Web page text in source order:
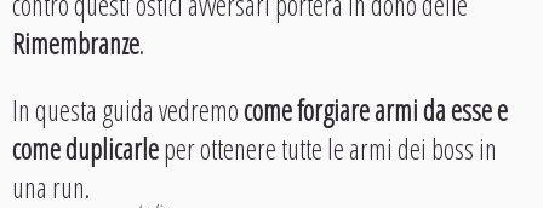
Rimembranze.
In questa guida vedremocome forgiare armi da esse e
come duplicarleper ottenere tutte le armi dei boss in
una run.